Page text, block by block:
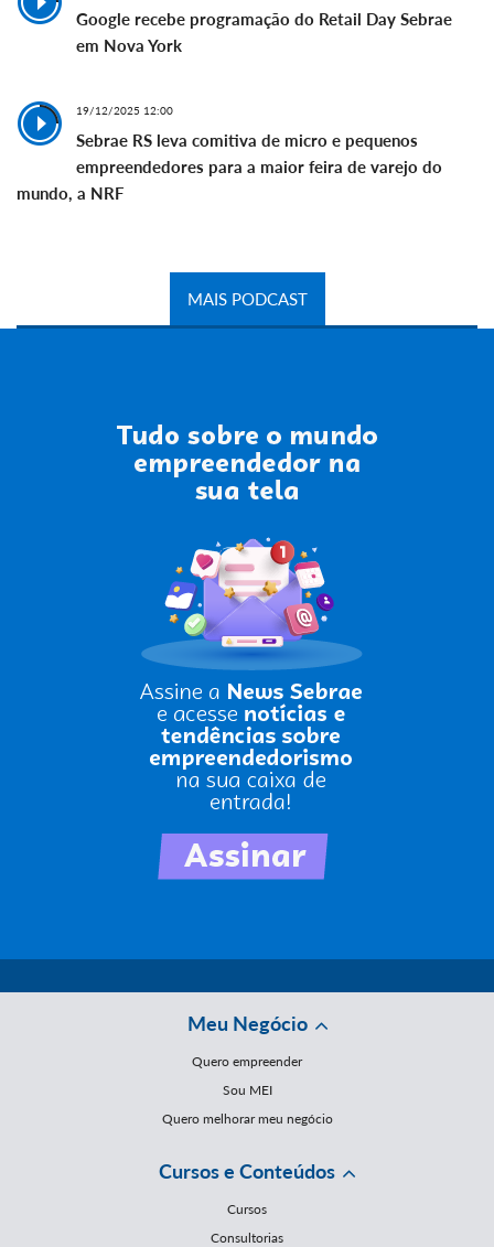
Google recebe programação do Retail Day Sebrae
em Nova York
19/12/2025 12:00
Sebrae RS leva comitiva de micro e pequenos
empreendedores para a maior feira de varejo do
mundo, a NRF
MAIS PODCAST
Meu Negócio
Quero empreender
Sou MEI
Quero melhorar meu negócio
Cursos e Conteúdos
Cursos
Consultorias